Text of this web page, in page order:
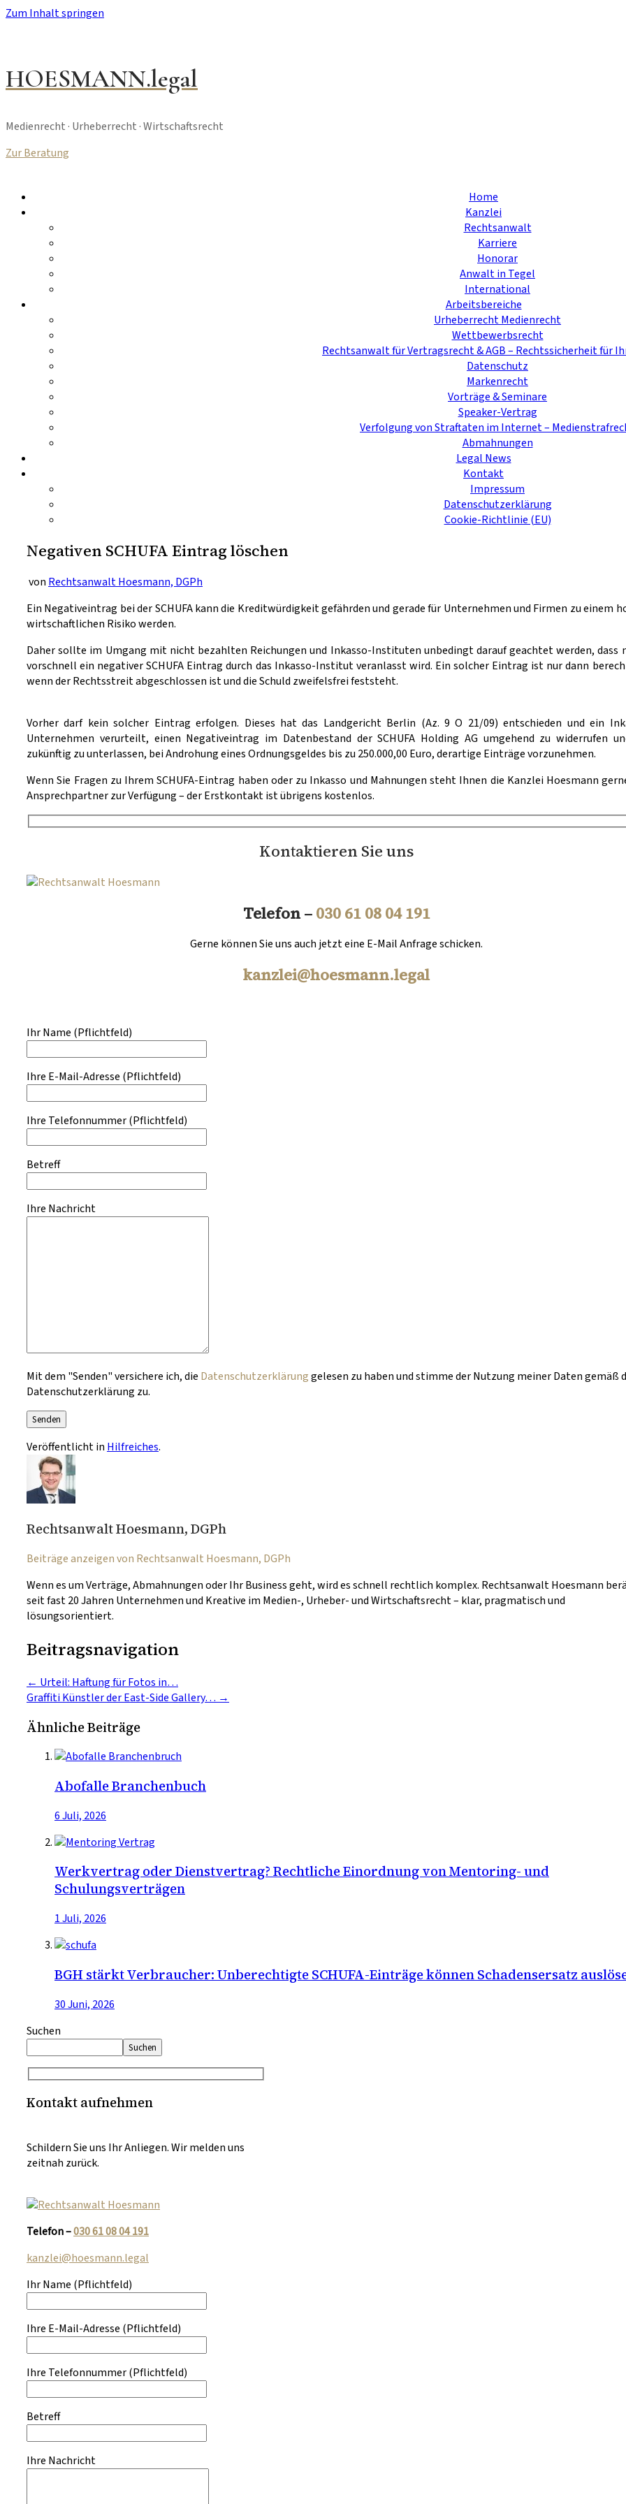
Zum Inhalt springen
HOESMANN.legal
Medienrecht · Urheberrecht · Wirtschaftsrecht
Zur Beratung
Home
Kanzlei
Rechtsanwalt
Karriere
Honorar
Anwalt in Tegel
International
Arbeitsbereiche
Urheberrecht Medienrecht
Wettbewerbsrecht
Rechtsanwalt für Vertragsrecht & AGB – Rechtssicherheit für
Datenschutz
Markenrecht
Vorträge & Seminare
Speaker-Vertrag
Verfolgung von Straftaten im Internet –
Abmahnungen
Legal News
Kontakt
Impressum
Datenschutzerklärung
Cookie-Richtlinie (EU)
Negativen SCHUFA Eintrag löschen
von Rechtsanwalt Hoesmann, DGPh
Ein Negativeintrag bei der SCHUFA kann die Kreditwürdigkeit gefährden und gerade für Unternehmen und Firmen zu einem
wirtschaftlichen Risiko werden.
Daher sollte im Umgang mit nicht bezahlten Reichungen und Inkasso-Instituten unbedingt darauf geachtet werden, dass
vorschnell ein negativer SCHUFA Eintrag durch das Inkasso-Institut veranlasst wird. Ein solcher Eintrag ist nur dann
wenn der Rechtsstreit abgeschlossen ist und die Schuld zweifelsfrei feststeht.
Vorher darf kein solcher Eintrag erfolgen. Dieses hat das Landgericht Berlin (Az. 9 O 21/09) entschieden und ein
Unternehmen verurteilt, einen Negativeintrag im Datenbestand der SCHUFA Holding AG umgehend zu widerrufen
zukünftig zu unterlassen, bei Androhung eines Ordnungsgeldes bis zu 250.000,00 Euro, derartige Einträge vorzunehmen.
Wenn Sie Fragen zu Ihrem SCHUFA-Eintrag haben oder zu Inkasso und Mahnungen steht Ihnen die Kanzlei Hoesmann
Ansprechpartner zur Verfügung – der Erstkontakt ist übrigens kostenlos.
Kontaktieren Sie uns
Telefon – 030 61 08 04 191
Gerne können Sie uns auch jetzt eine E-Mail Anfrage schicken.
kanzlei@hoesmann.legal
Ihr Name (Pflichtfeld)
Ihre E-Mail-Adresse (Pflichtfeld)
Ihre Telefonnummer (Pflichtfeld)
Betreff
Ihre Nachricht
Bitte lasse dieses Feld leer.
Mit dem "Senden" versichere ich, die Datenschutzerklärunggelesen zu haben und stimme der Nutzung meiner Daten gemäß
Datenschutzerklärung zu.
Veröffentlicht in Hilfreiches.
Rechtsanwalt Hoesmann, DGPh
Beiträge anzeigen von Rechtsanwalt Hoesmann, DGPh
Wenn es um Verträge, Abmahnungen oder Ihr Business geht, wird es schnell rechtlich komplex. Rechtsanwalt Hoesmann
seit fast 20 Jahren Unternehmen und Kreative im Medien-, Urheber- und Wirtschaftsrecht – klar, pragmatisch und
lösungsorientiert.
Beitragsnavigation
← Urteil: Haftung für Fotos in…
Graffiti Künstler der East-Side Gallery… →
Ähnliche Beiträge
Abofalle Branchenbuch
6 Juli, 2026
Werkvertrag oder Dienstvertrag? Rechtliche Einordnung von Mentoring- und
Schulungsverträgen
1 Juli, 2026
BGH stärkt Verbraucher: Unberechtigte SCHUFA-Einträge können Schadensersatz
30 Juni, 2026
Suchen
Suchen
Kontakt aufnehmen
Schildern Sie uns Ihr Anliegen. Wir melden uns
zeitnah zurück.
Telefon –030 61 08 04 191
kanzlei@hoesmann.legal
Ihr Name (Pflichtfeld)
Ihre E-Mail-Adresse (Pflichtfeld)
Ihre Telefonnummer(Pflichtfeld)
Betreff
Ihre Nachricht